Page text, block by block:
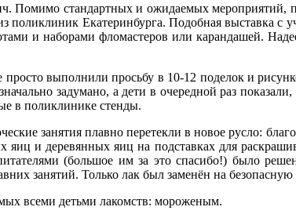
Помимо стандартных и ожидаемых мероприятий,
Екатеринбурга. Подобная выставка с
и наборами фломастеров или карандашей.
выполнили просьбу в 10-12 поделок и
задумано, а дети в очередной раз
в поликлинике стенды.
занятия плавно перетекли в новое русло:
и деревянных яиц на подставках для
(большое им за это спасибо!) было
занятий. Только лак был заменён на
всеми детьми лакомств: мороженым.